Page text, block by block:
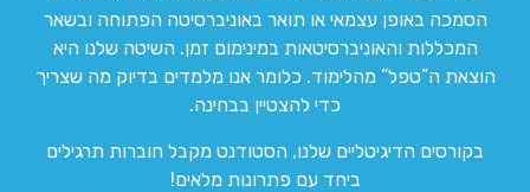
הסמכה באופן עצמאי או תואר באוניברסיטה הפתוחה ובשאר
המכללות והאוניברסיטאות במינימום זמן. השיטה שלנו היא
הוצאת ה”טפל” מהלימוד. כלומר אנו מלמדים בדיוק מה שצריך
כדי להצטיין בבחינה.
בקורסים הדיגיטליים שלנו, הסטודנט מקבל חוברות תרגילים
ביחד עם פתרונות מלאים!